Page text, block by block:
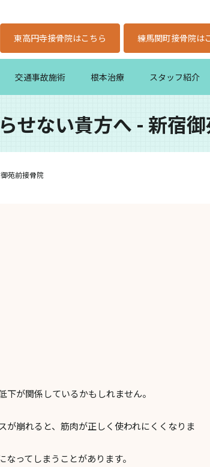
東高円寺接骨院はこちら
練馬関町接骨院は
交通事故施術 根本治療 スタッフ紹介
せない貴方へ - 新宿
苑前接骨院
が関係しているかもしれません。
崩れると、筋肉が正しく使われにくくなりま
ってしまうことがあります。